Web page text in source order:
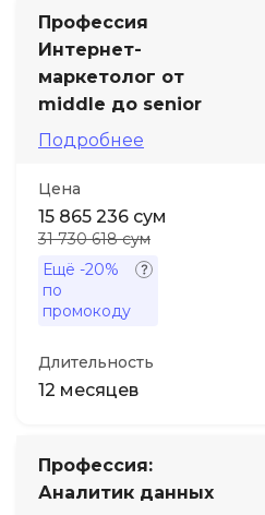
Профессия
Интернет-
маркетолог от
middle до senior
Подробнее
Цена
15 865 236 сум
31 730 618 сум
Ещё -20%
по
промокоду
Длительность
12 месяцев
Профессия:
Аналитик данных